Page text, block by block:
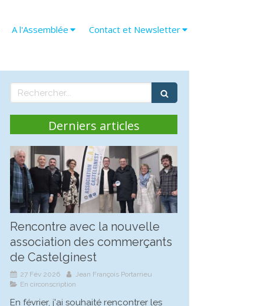
A l'Assemblée Contact et Newsletter
Rechercher
Derniers articles
Rencontre avec la nouvelle
association des commerçants
de Castelginest
27 Fév 2026
Jean François Portarrieu
En circonscription
En février, j'ai souhaité rencontrer les